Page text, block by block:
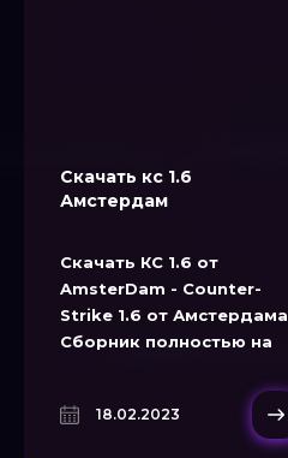
Скачать кс 1.6
Амстердам
Скачать КС 1.6 от
AmsterDam - Counter-
Strike 1.6 от Амстердама
Сборник полностью на
оружия в стиле кс го.
Собранная на новом
билде GSClient. Скачать
18.02.2023